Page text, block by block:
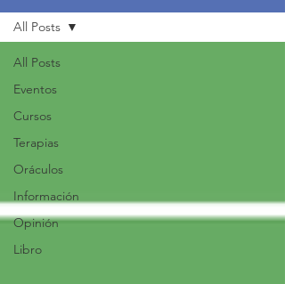
All Posts
Eventos
Cursos
Terapias
Oráculos
Información
Opinión
Libro
All Posts